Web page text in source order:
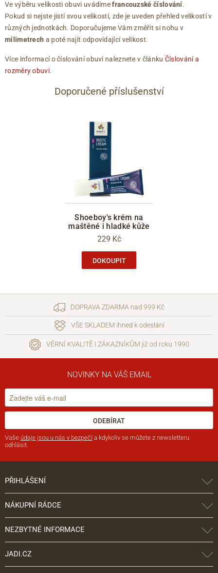
Ve výběru velikosti obuvi uvádímefrancouzské číslování.
Pokud si nejste jistí svou velikostí, zde je uveden přehled velikostí v
různých jednotkách. Doporučujeme Vám změřit si nohu v
milimetrech a poté najít odpovídající velikost.
Více informací o číslování obuvi naleznete v článku Číslování a
rozměry obuvi.
Doporučené příslušenství
Shoeboy's krém na
maštěné i hladké kůže
229 Kč
DOKOUPIT
DOPRAVA ZDARMA nad 999 Kč
VŠE SKLADEM ihned k odeslání
VĚRNÍ KVALITĚ I ZÁKAZNÍKŮM již od roku 1990
NOVINKY NA VÁŠ EMAIL
ODEBÍRAT
Vaše údaje jsou u nás v bezpečí a kdykoliv se můžete z newsletteru
odhlásit.
PŘIHLÁŠENÍ
NÁKUPNÍ RÁDCE
NEZBYTNÉ INFORMACE
JADI.CZ